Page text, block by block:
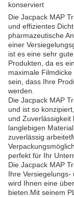
konserviert
Die Jacpack MAP
und effizientes
pharmazeutische
einer
ist es eine sehr
Produkten, da es
maximale
sein, dass Ihre
werden.
Die Jacpack MAP
und ist so
und Zuverlässigkeit
langlebigen
zuverlässig
perfekt für Ihr
Die Jacpack MAP
Ihre
wird Ihnen eine
bieten.Mit seinem